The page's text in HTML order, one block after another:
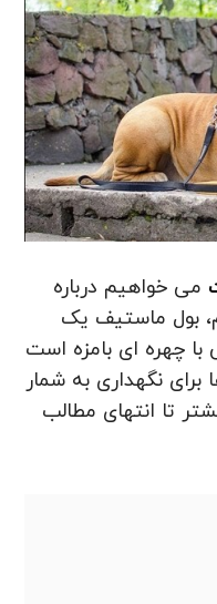
می خواهیم درباره
بول ماستیف یک
چهره ای بامزه است
نگهداری به شمار
تا انتهای مطالب